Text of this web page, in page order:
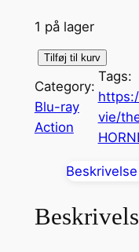
1 på lager
H
E
G
H
Tilføj til kurv
Category:
Blu-ray
Action
Tags:
vie/
Beskrivelse